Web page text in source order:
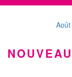
Août